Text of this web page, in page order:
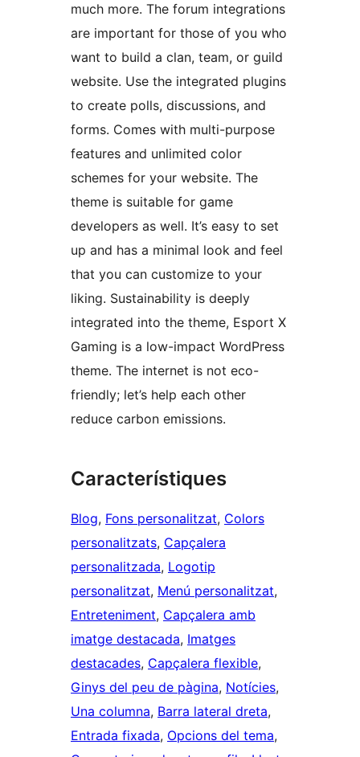
much more. The forum integrations
are important for those of you who
want to build a clan, team, or guild
website. Use the integrated plugins
to create polls, discussions, and
forms. Comes with multi-purpose
features and unlimited color
schemes for your website. The
theme is suitable for game
developers as well. It’s easy to set
up and has a minimal look and feel
that you can customize to your
liking. Sustainability is deeply
integrated into the theme, Esport X
Gaming is a low-impact WordPress
theme. The internet is not eco-
friendly; let’s help each other
reduce carbon emissions.
Característiques
Blog, Fons personalitzat, Colors
personalitzats, Capçalera
personalitzada, Logotip
personalitzat, Menú personalitzat
Entreteniment, Capçalera amb
imatge destacada, Imatges
destacades, Capçalera flexible
Ginys del peu de pàgina, Notícies
Una columna, Barra lateral dreta
Entrada fixada, Opcions del tema